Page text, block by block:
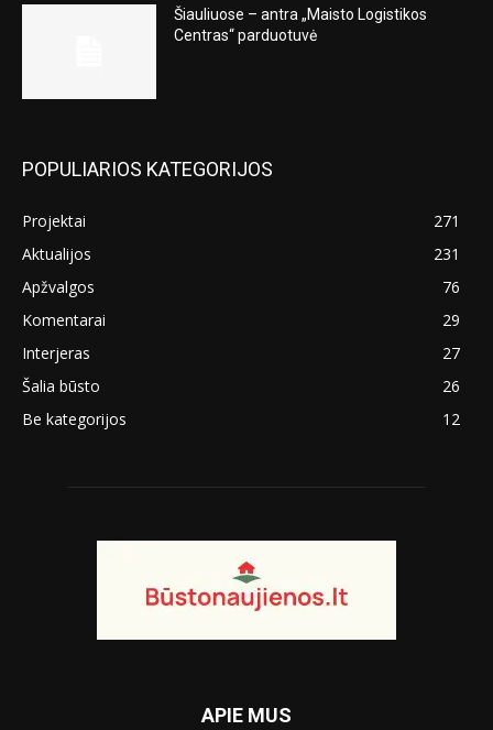
Šiauliuose – antra „Maisto Logistikos
Centras“ parduotuvė
POPULIARIOS KATEGORIJOS
Projektai
271
Aktualijos
231
Apžvalgos
76
Komentarai
29
Interjeras
27
Šalia būsto
26
Be kategorijos
12
APIE MUS